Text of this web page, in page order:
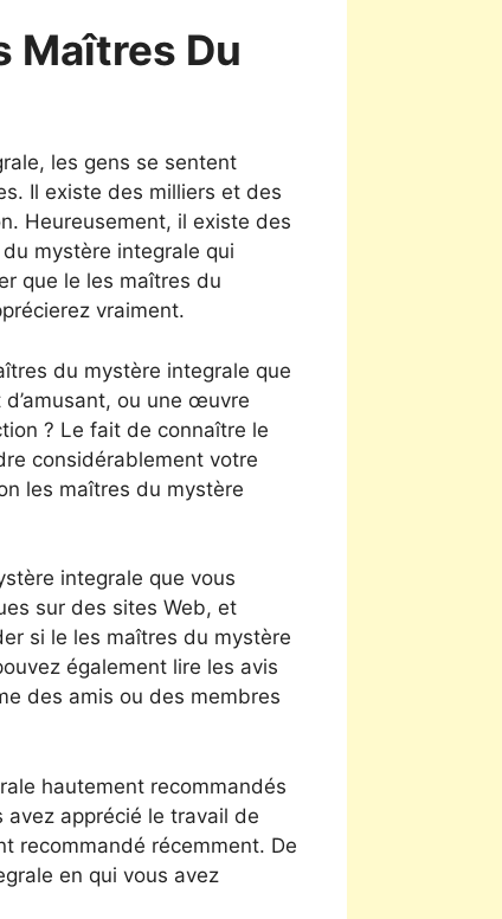
Maîtres Du
les gens se sentent
Il existe des milliers et des
Heureusement, il existe des
mystère integrale qui
que le les maîtres du
vraiment.
du mystère integrale que
ou une œuvre
? Le fait de connaître le
considérablement votre
les maîtres du mystère
integrale que vous
sur des sites Web, et
si le les maîtres du mystère
également lire les avis
des amis ou des membres
hautement recommandés
apprécié le travail de
recommandé récemment. De
en qui vous avez